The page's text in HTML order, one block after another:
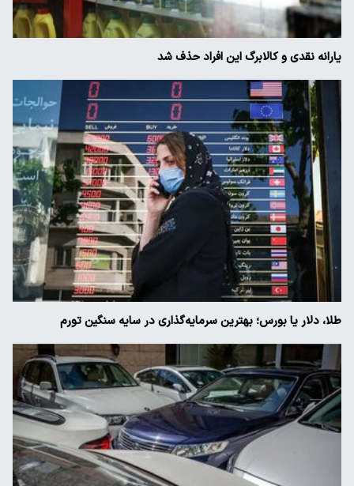
یارانه نقدی و کالابرگ این افراد حذف شد
طلا، دلار یا بورس؛ بهترین سرمایه‌گذاری در سایه سنگین تورم